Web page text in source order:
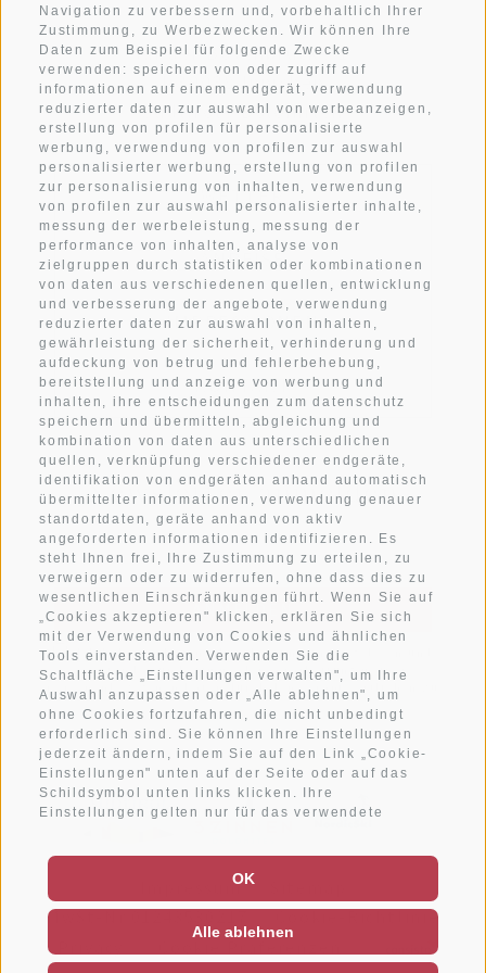
Navigation zu verbessern und, vorbehaltlich Ihrer
Zustimmung, zu Werbezwecken. Wir können Ihre
Daten zum Beispiel für folgende Zwecke
verwenden: speichern von oder zugriff auf
informationen auf einem endgerät, verwendung
reduzierter daten zur auswahl von werbeanzeigen,
erstellung von profilen für personalisierte
werbung, verwendung von profilen zur auswahl
personalisierter werbung, erstellung von profilen
zur personalisierung von inhalten, verwendung
von profilen zur auswahl personalisierter inhalte,
messung der werbeleistung, messung der
performance von inhalten, analyse von
zielgruppen durch statistiken oder kombinationen
von daten aus verschiedenen quellen, entwicklung
und verbesserung der angebote, verwendung
reduzierter daten zur auswahl von inhalten,
gewährleistung der sicherheit, verhinderung und
aufdeckung von betrug und fehlerbehebung,
bereitstellung und anzeige von werbung und
inhalten, ihre entscheidungen zum datenschutz
speichern und übermitteln, abgleichung und
kombination von daten aus unterschiedlichen
quellen, verknüpfung verschiedener endgeräte,
identifikation von endgeräten anhand automatisch
übermittelter informationen, verwendung genauer
standortdaten, geräte anhand von aktiv
angeforderten informationen identifizieren. Es
steht Ihnen frei, Ihre Zustimmung zu erteilen, zu
verweigern oder zu widerrufen, ohne dass dies zu
wesentlichen Einschränkungen führt. Wenn Sie auf
„Cookies akzeptieren" klicken, erklären Sie sich
mit der Verwendung von Cookies und ähnlichen
Tools einverstanden. Verwenden Sie die
Schaltfläche „Einstellungen verwalten", um Ihre
Auswahl anzupassen oder „Alle ablehnen", um
ohne Cookies fortzufahren, die nicht unbedingt
erforderlich sind. Sie können Ihre Einstellungen
jederzeit ändern, indem Sie auf den Link „Cookie-
Einstellungen" unten auf der Seite oder auf das
Schildsymbol unten links klicken. Ihre
Einstellungen gelten nur für das verwendete
OK
Alle ablehnen
An der Botenbrücke 1
I-39038 Innichen
Südtirol . Dolomiten
WETTER
ANREISE
IMPRESSIONEN
KONTAKT
Newsletter anmelden
ANMELDEN
Ich habe die Datenschutzbestimmungen
verstanden und stimme der Verarbeitung meiner
personenbezogenen Daten durch den Verantwortlichen zu
Impressum
MwSt-Nr.01243530217
Cookie-Richtlinie